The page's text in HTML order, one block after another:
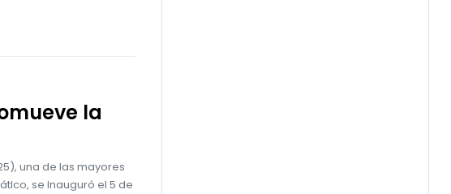
la
una de las mayores
se inauguró el 5 de